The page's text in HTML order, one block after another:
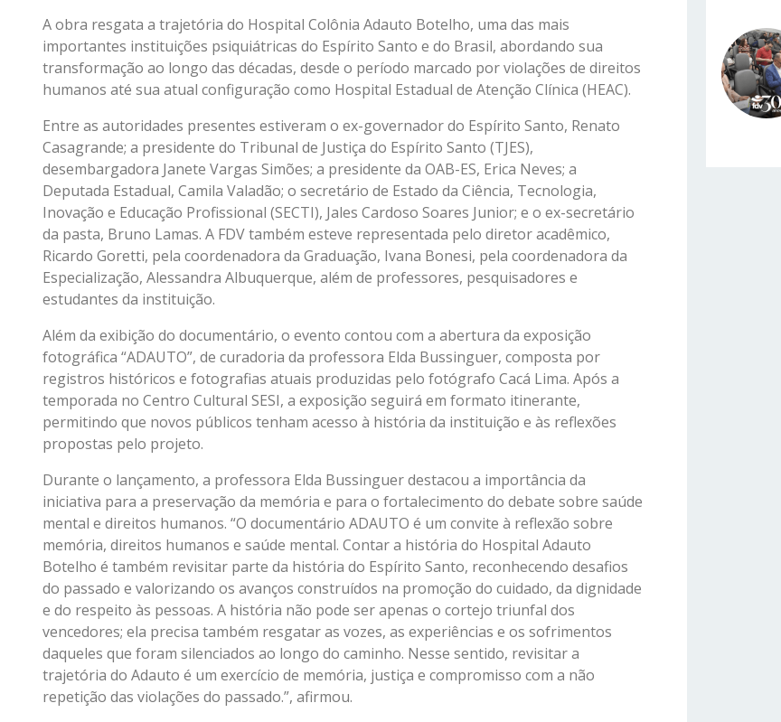
A obra resgata a trajetória do Hospital Colônia Adauto Botelho, uma das mais
importantes instituições psiquiátricas do Espírito Santo e do Brasil, abordando sua
transformação ao longo das décadas, desde o período marcado por violações de direitos
humanos até sua atual configuração como Hospital Estadual de Atenção Clínica (HEAC).
Entre as autoridades presentes estiveram o ex-governador do Espírito Santo, Renato
Casagrande; a presidente do Tribunal de Justiça do Espírito Santo (TJES),
desembargadora Janete Vargas Simões; a presidente da OAB-ES, Erica Neves; a
Deputada Estadual, Camila Valadão; o secretário de Estado da Ciência, Tecnologia,
Inovação e Educação Profissional (SECTI), Jales Cardoso Soares Junior; e o ex-secretário
da pasta, Bruno Lamas. A FDV também esteve representada pelo diretor acadêmico,
Ricardo Goretti, pela coordenadora da Graduação, Ivana Bonesi, pela coordenadora da
Especialização, Alessandra Albuquerque, além de professores, pesquisadores e
estudantes da instituição.
Além da exibição do documentário, o evento contou com a abertura da exposição
fotográfica “ADAUTO”, de curadoria da professora Elda Bussinguer, composta por
registros históricos e fotografias atuais produzidas pelo fotógrafo Cacá Lima. Após a
temporada no Centro Cultural SESI, a exposição seguirá em formato itinerante,
permitindo que novos públicos tenham acesso à história da instituição e às reflexões
propostas pelo projeto.
Durante o lançamento, a professora Elda Bussinguer destacou a importância da
iniciativa para a preservação da memória e para o fortalecimento do debate sobre saúde
mental e direitos humanos. “O documentário ADAUTO é um convite à reflexão sobre
memória, direitos humanos e saúde mental. Contar a história do Hospital Adauto
Botelho é também revisitar parte da história do Espírito Santo, reconhecendo desafios
do passado e valorizando os avanços construídos na promoção do cuidado, da dignidade
e do respeito às pessoas. A história não pode ser apenas o cortejo triunfal dos
vencedores; ela precisa também resgatar as vozes, as experiências e os sofrimentos
daqueles que foram silenciados ao longo do caminho. Nesse sentido, revisitar a
trajetória do Adauto é um exercício de memória, justiça e compromisso com a não
repetição das violações do passado.”, afirmou.